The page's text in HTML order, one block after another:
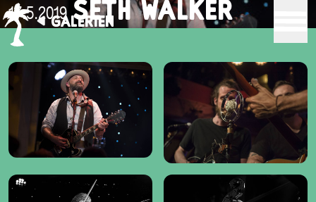
GALERIEN
17.5.2019 SETH WALKER